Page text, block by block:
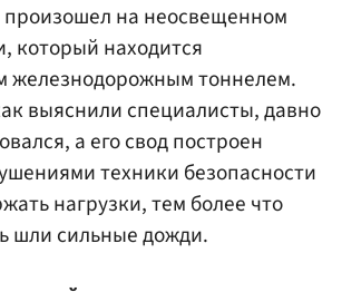
произошел на неосвещенном
который находится
железнодорожным тоннелем.
выяснили специалисты, давно
а его свод построен
техники безопасности
нагрузки, тем более что
шли сильные дожди.